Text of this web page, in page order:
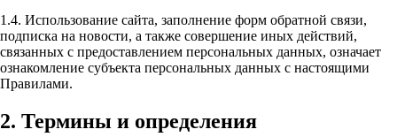
1.4. Использование сайта, заполнение форм обратной связи,
подписка на новости, а также совершение иных действий,
связанных с предоставлением персональных данных, означает
ознакомление субъекта персональных данных с настоящими
Правилами.
2. Термины и определения